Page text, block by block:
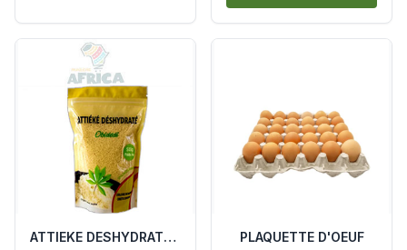
ATTIEKE DESHYDRATE OBIDED 50KG PLAQUETTE D'OEUF